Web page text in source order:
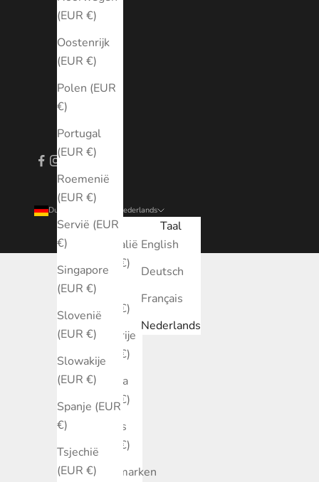
(EUR €)
Oostenrijk
(EUR €)
Polen (EUR
€)
Portugal
(EUR €)
Roemenië
(EUR €)
Servië (EUR
€)
Singapore
(EUR €)
Slovenië
(EUR €)
Slowakije
(EUR €)
Spanje (EUR
€)
Tsjechië
(EUR €)
Duitsland (EUR €)
Land
Australië
(EUR €)
België
(EUR €)
Bulgarije
(EUR €)
Canada
(EUR €)
Cyprus
(EUR €)
Denemarken
Nederlands
Taal
English
Deutsch
Français
Nederlands